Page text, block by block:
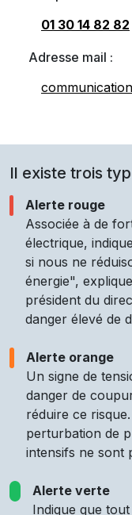
01 30 14 82 82
Adresse mail :
Il existe trois
Alerte rouge
Associée à de
électrique,
si nous ne
énergie",
président du
danger élevé de
Alerte orange
Un signe de
danger de
réduire ce
perturbation de
intensifs ne sont
Alerte verte
Indique que